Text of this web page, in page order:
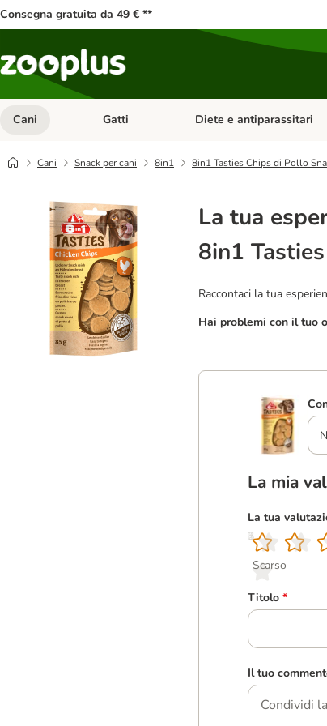
Consegna gratuita da 49 € **
Cani Apri Menu Categoria: Cani
Gatti Apri Menu Categoria: Gatti
Diete e antiparassitari
Cani Snack per cani 8in1 8in1 Tasties Chips di Pollo
La tua
8in1
Raccontaci la tua
Hai problemi con il tuo
La mia
La tua
1
Scarso
2
3
4
5
Titolo *
Il tuo